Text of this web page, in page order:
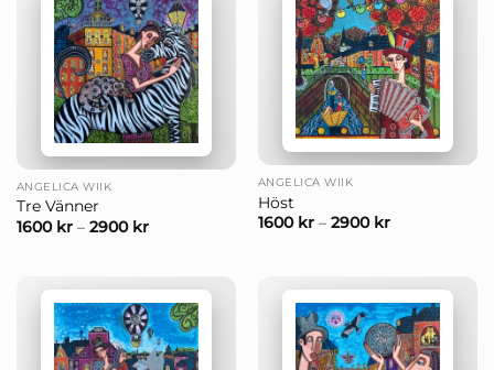
ANGELICA WIIK
Tre Vänner
1600 kr– 2900 kr
ANGELICA WIIK
Höst
1600 kr– 2900 kr